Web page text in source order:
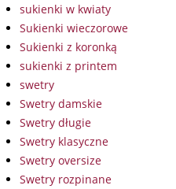
sukienki w kwiaty
Sukienki wieczorowe
Sukienki z koronką
sukienki z printem
swetry
Swetry damskie
Swetry długie
Swetry klasyczne
Swetry oversize
Swetry rozpinane